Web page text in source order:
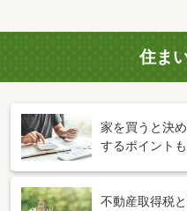
住ま
家を買うと決
するポイント
不動産取得税